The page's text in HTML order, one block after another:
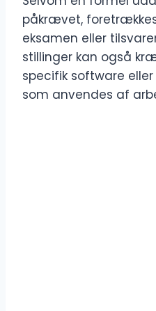
påkrævet,
eksamen eller
stillinger kan også
specifik software
som anvendes af